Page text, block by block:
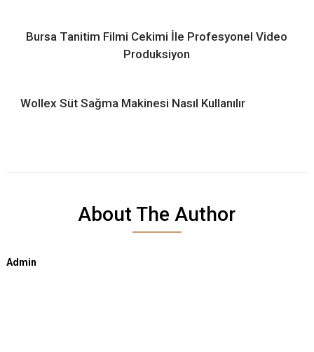
Bursa Tanitim Filmi Cekimi İle Profesyonel Video
Produksiyon
Wollex Süt Sağma Makinesi Nasıl Kullanılır
About The Author
Admin